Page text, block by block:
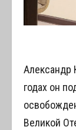
Александр
годах он
Великой